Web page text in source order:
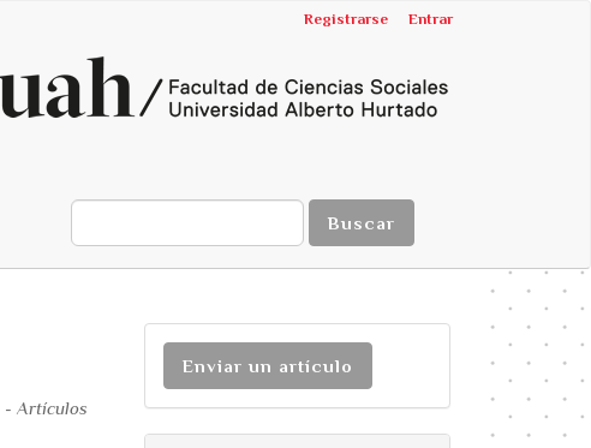
Registrarse Entrar
Buscar
- Artículos
Enviar un artículo